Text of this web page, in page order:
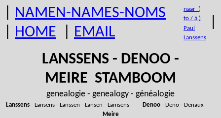
NAMEN-NAMES-NOMS
HOME EMAIL
naar (
to / à )
Paul
Lanssens
LANSSENS - DENOO -
MEIRE STAMBOOM
genealogie - genealogy - généalogie
Lanssens- Lansens - Lanssen - Lansen - Lamsens Denoo- Deno - Denaux
Meire